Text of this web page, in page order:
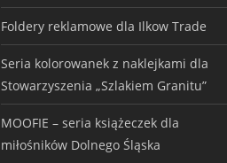
Foldery reklamowe dla Ilkow Trade
Seria kolorowanek z naklejkami dla
Stowarzyszenia „Szlakiem Granitu”
MOOFIE – seria książeczek dla
miłośników Dolnego Śląska